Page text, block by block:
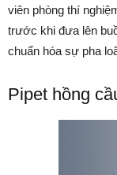
viên phòng thí
trước khi đưa lên
chuẩn hóa sự pha
Pipet hồng